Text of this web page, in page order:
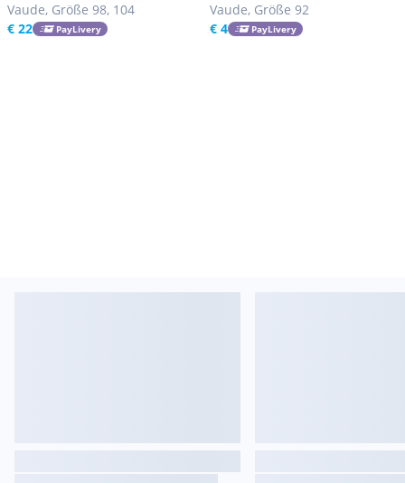
Vaude, Größe 98, 104
€ 22
PayLivery
Vaude, Größe 92
€ 4
PayLivery